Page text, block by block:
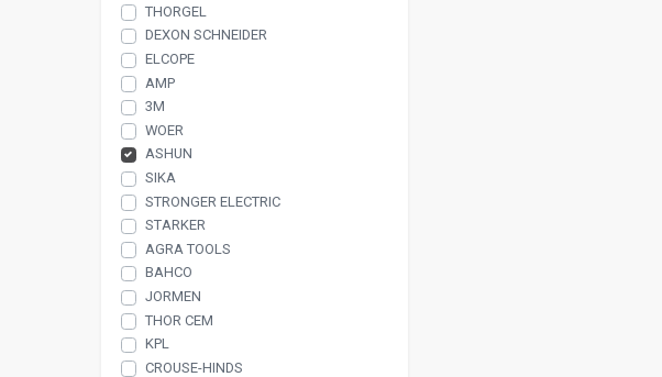
THORGEL
DEXON SCHNEIDER
ELCOPE
AMP
3M
WOER
ASHUN
SIKA
STRONGER ELECTRIC
STARKER
AGRA TOOLS
BAHCO
JORMEN
THOR CEM
KPL
CROUSE-HINDS